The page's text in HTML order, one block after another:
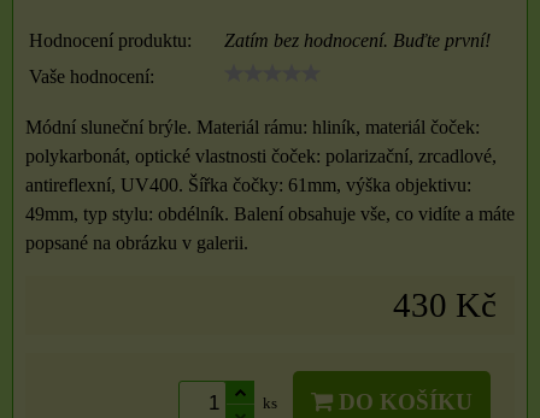
Hodnocení produktu:
Zatím bez hodnocení. Buďte první!
Vaše hodnocení:
Módní sluneční brýle. Materiál rámu: hliník, materiál čoček:
polykarbonát, optické vlastnosti čoček: polarizační, zrcadlové,
antireflexní, UV400. Šířka čočky: 61mm, výška objektivu:
49mm, typ stylu: obdélník. Balení obsahuje vše, co vidíte a máte
popsané na obrázku v galerii.
430 Kč
ks DO KOŠÍKU